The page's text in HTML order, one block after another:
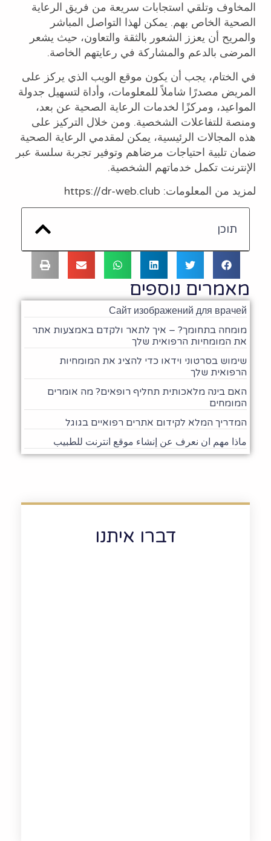
المخاوف وتلقي استجابات سريعة من فريق الرعاية
الصحية الخاص بهم. يمكن لهذا التواصل المباشر
والمريح أن يعزز الشعور بالثقة والتعاون، حيث يشعر
المرضى بالدعم والمشاركة في رعايتهم الخاصة.
في الختام، يجب أن يكون موقع الويب الذي يركز على
المريض مصدرًا شاملاً للمعلومات، وأداة لتسهيل جدولة
المواعيد، ومركزًا لخدمات الرعاية الصحية عن بعد،
ومنصة للتفاعلات الشخصية. ومن خلال التركيز على
هذه المجالات الرئيسية، يمكن لمقدمي الرعاية الصحية
ضمان تلبية احتياجات مرضاهم وتوفير تجربة سلسة عبر
الإنترنت تكمل خدماتهم الشخصية.
لمزيد من المعلومات: https://dr-web.club
תוכן
מאמרים נוספים
Сайт изображений для врачей
מומחה בתחומך? – איך לתאר ולקדם באמצעות אתר
את המומחיות הרפואית שלך
שימוש בסרטוני וידאו כדי להציג את המומחיות
הרפואית שלך
האם בינה מלאכותית תחליף רופאים? מה אומרים
המומחים
המדריך המלא לקידום אתרים רפואיים בגוגל
ماذا مهم ان نعرف عن إنشاء موقع انترنت للطبيب
דברו איתנו